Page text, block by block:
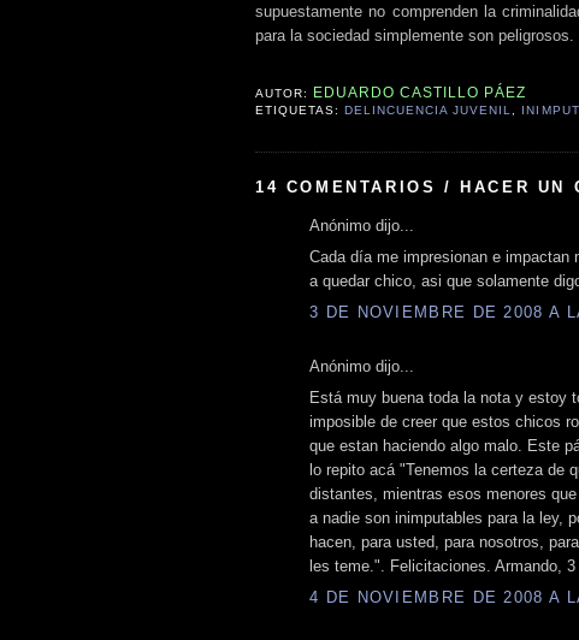
supuestamente no comprenden la
para la sociedad simplemente son
AUTOR: EDUARDO CASTILLO PÁEZ
ETIQUETAS:DELINCUENCIA JUVENIL
14 COMENTARIOS / HACER UN
Anónimo dijo...
Cada día me impresionan e
a quedar chico, asi que solamente
3 DE NOVIEMBRE DE 2008 A
Anónimo dijo...
Está muy buena toda la nota y estoy
imposible de creer que estos chicos
que estan haciendo algo malo. Este
lo repito acá "Tenemos la certeza de
distantes, mientras esos menores
a nadie son inimputables para la ley,
hacen, para usted, para nosotros,
les teme.". Felicitaciones. Armando,
4 DE NOVIEMBRE DE 2008 A